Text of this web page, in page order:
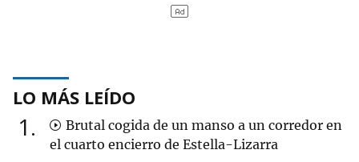
LO MÁS LEÍDO
1
Brutal cogida de un manso a un corredor en
el cuarto encierro de Estella-Lizarra